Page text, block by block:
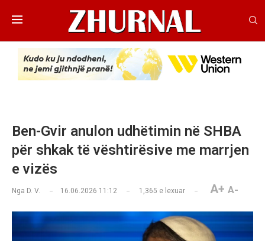
Ben-Gvir anulon udhëtimin në SHBA
për shkak të vështirësive me marrjen
e vizës
Nga D. V. 16.06.2026 11:12 1,365 e lexuar A+ A-